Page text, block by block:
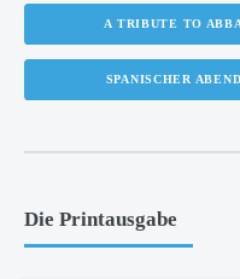
Es gibt unterschiedliche
können, um den Frühling
Grundsätzlich gilt bei
zu verlassen – oder
nötig ist. Die meisten Pollen
10 Uhr vormittags durch die
Allergiker, nicht in der
gehen – die kühle Luft
Immunsystem.
Um Pollen und andere
A TRIBUTE TO
SPANISCHER ABEND
Die Printausgabe